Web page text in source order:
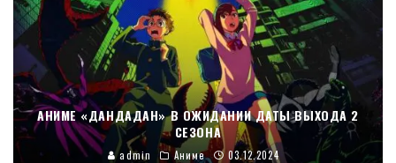
АНИМЕ «ДАНДАДАН» В ОЖИДАНИИ ДАТЫ ВЫХОДА 2
СЕЗОНА
admin Аниме 03.12.2024